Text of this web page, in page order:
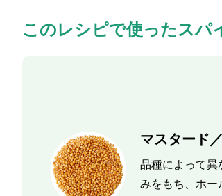
このレシピで使ったスパ
マスタード
品種によって異
みをもち、ホー